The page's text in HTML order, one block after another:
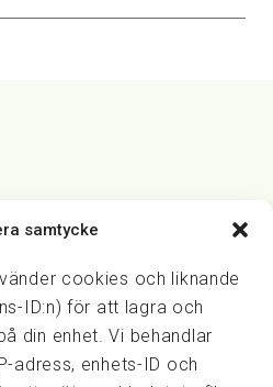
samtycke
cookies och liknande
ID:n) för att lagra och
din enhet. Vi behandlar
adress, enhets-ID och